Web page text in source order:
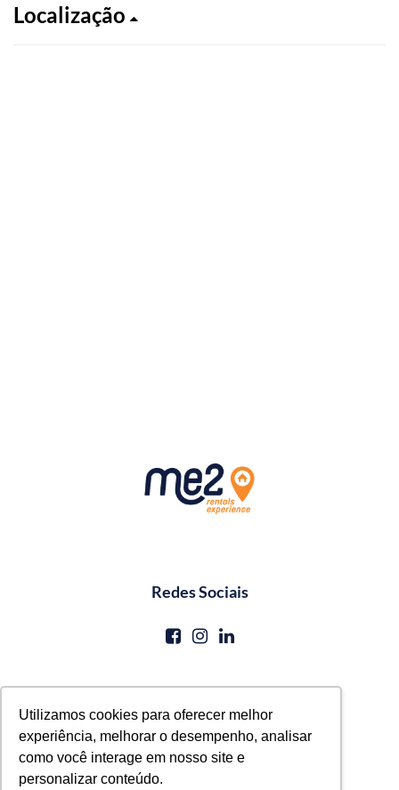
Utilizamos cookies para oferecer melhor
experiência, melhorar o desempenho, analisar
como você interage em nosso site e
personalizar conteúdo.
Localização
Redes Sociais
reservas@me2service.com.br
+55 (81) 3771-0620